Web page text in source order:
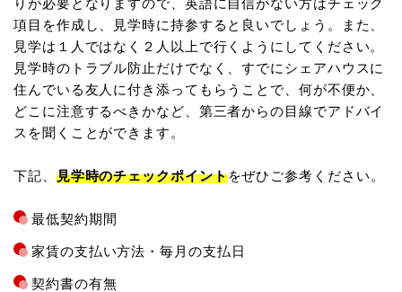
りが必要となりますので、英語に自信がない方はチェック
項目を作成し、見学時に持参すると良いでしょう。また、
見学は１人ではなく２人以上で行くようにしてください。
見学時のトラブル防止だけでなく、すでにシェアハウスに
住んでいる友人に付き添ってもらうことで、何が不便か、
どこに注意するべきかなど、第三者からの目線でアドバイ
スを聞くことができます。
下記、 見学時のチェックポイントをぜひご参考ください。
最低契約期間
家賃の支払い方法・毎月の支払日
契約書の有無